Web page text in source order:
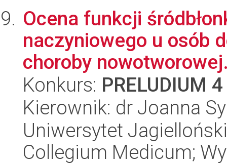
Ocena funkcji
naczyniowego u osób
choroby
Konkurs: PRELUDIUM 4
Kierownik: dr Joanna
Uniwersytet
Collegium Medicum;